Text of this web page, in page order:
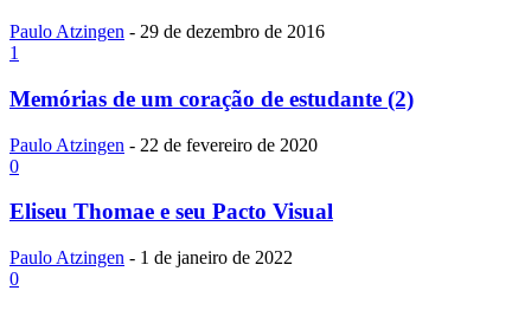
Paulo Atzingen - 29 de dezembro de 2016
1
Memórias de um coração de estudante (2)
Paulo Atzingen - 22 de fevereiro de 2020
0
Eliseu Thomae e seu Pacto Visual
Paulo Atzingen - 1 de janeiro de 2022
0